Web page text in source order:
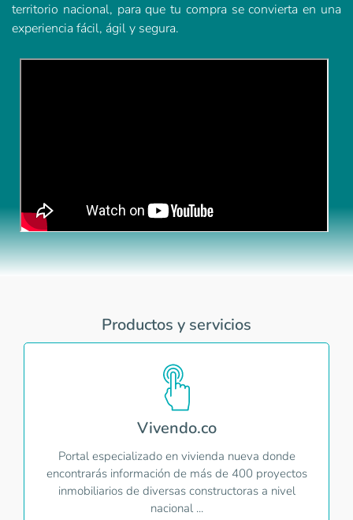
territorio nacional, para que tu compra se convierta en una
experiencia fácil, ágil y segura.
Productos y servicios
Vivendo.co
Portal especializado en vivienda nueva donde
encontrarás información de más de 400 proyectos
inmobiliarios de diversas constructoras a nivel
nacional ...